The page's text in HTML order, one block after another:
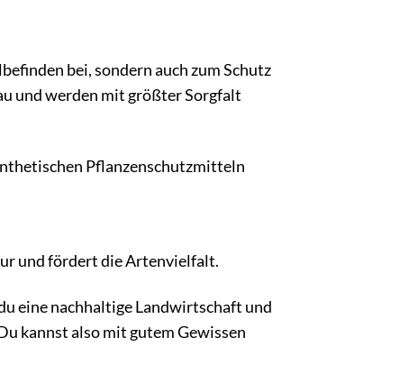
bei, sondern auch zum Schutz
und werden mit größter Sorgfalt
Pflanzenschutzmitteln
und fördert die Artenvielfalt.
eine nachhaltige Landwirtschaft und
kannst also mit gutem Gewissen